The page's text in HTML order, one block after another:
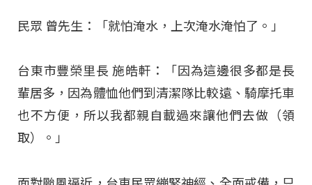
民眾 曾先生：「就怕淹水，上次淹水淹怕了。」
台東市豐榮里長 施皓軒：「因為這邊很多都是長
輩居多，因為體恤他們到清潔隊比較遠、騎摩托車
也不方便，所以我都親自載過來讓他們去做（領
取）。」